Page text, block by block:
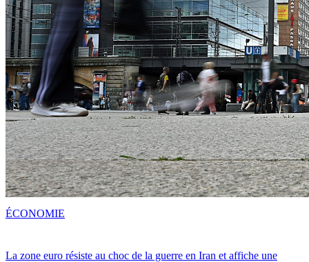
La zone euro résiste au choc de la guerre en Iran et affiche une
ÉCONOMIE